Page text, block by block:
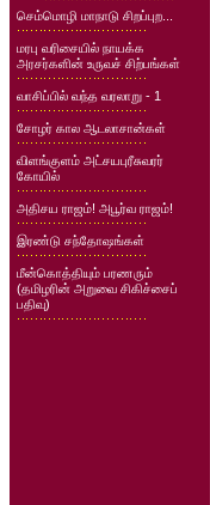
செம்மொழி மாநாடு சிறப்புற...
மரபு வரிசையில் நாயக்க
அரசர்களின் உருவச் சிற்பங்கள்
வாசிப்பில் வந்த வரலாறு - 1
சோழர் கால ஆடலாசான்கள்
விளங்குளம் அட்சயபுரீசுவரர்
கோயில்
அதிசய ராஜம்! அபூர்வ ராஜம்!
இரண்டு சந்தோஷங்கள்
மீன்கொத்தியும் பரணரும்
(தமிழரின் அறுவை சிகிச்சைப்
பதிவு)